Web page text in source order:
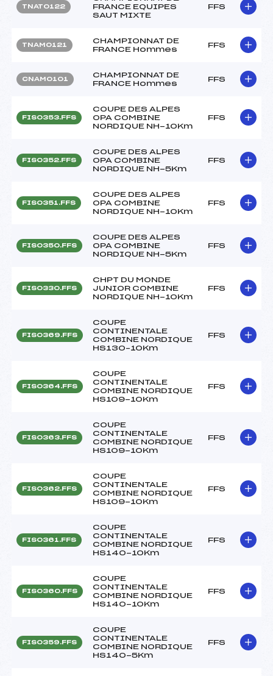
TNAT0122
FRANCE EQUIPES
SAUT MIXTE
FFS
TNAM0121
CHAMPIONNAT DE
FRANCE Hommes
FFS
CNAM0101
CHAMPIONNAT DE
FRANCE Hommes
FFS
FIS0353.FFS
COUPE DES ALPES
OPA COMBINE
NORDIQUE NH-10Km
FFS
FIS0352.FFS
COUPE DES ALPES
OPA COMBINE
NORDIQUE NH-5Km
FFS
FIS0351.FFS
COUPE DES ALPES
OPA COMBINE
NORDIQUE NH-10Km
FFS
FIS0350.FFS
COUPE DES ALPES
OPA COMBINE
NORDIQUE NH-5Km
FFS
FIS0330.FFS
CHPT DU MONDE
JUNIOR COMBINE
NORDIQUE NH-10Km
FFS
FIS0369.FFS
COUPE
CONTINENTALE
COMBINE NORDIQUE
HS130–10Km
FFS
FIS0364.FFS
COUPE
CONTINENTALE
COMBINE NORDIQUE
HS109-10Km
FFS
FIS0363.FFS
COUPE
CONTINENTALE
COMBINE NORDIQUE
HS109-10Km
FFS
FIS0362.FFS
COUPE
CONTINENTALE
COMBINE NORDIQUE
HS109-10Km
FFS
FIS0361.FFS
COUPE
CONTINENTALE
COMBINE NORDIQUE
HS140-10Km
FFS
FIS0360.FFS
COUPE
CONTINENTALE
COMBINE NORDIQUE
HS140-10Km
FFS
FIS0359.FFS
COUPE
CONTINENTALE
COMBINE NORDIQUE
HS140-5Km
FFS